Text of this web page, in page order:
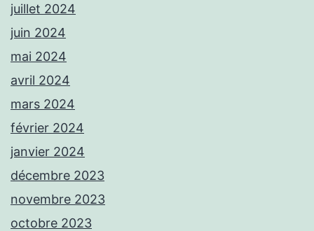
juillet 2024
juin 2024
mai 2024
avril 2024
mars 2024
février 2024
janvier 2024
décembre 2023
novembre 2023
octobre 2023